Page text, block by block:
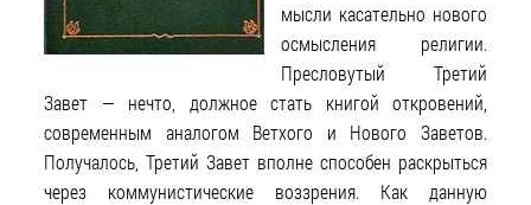
мысли касательно нового
осмысления религии.
Пресловутый Третий
Завет — нечто, должное стать книгой откровений,
современным аналогом Ветхого и Нового Заветов.
Получалось, Третий Завет вполне способен раскрыться
через коммунистические воззрения. Как данную